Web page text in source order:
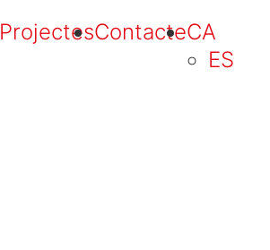
ProjectesContacteCA
ES